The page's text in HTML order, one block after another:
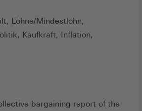
Löhne/Mindestlohn,
Kaufkraft, Inflation,
bargaining report of the